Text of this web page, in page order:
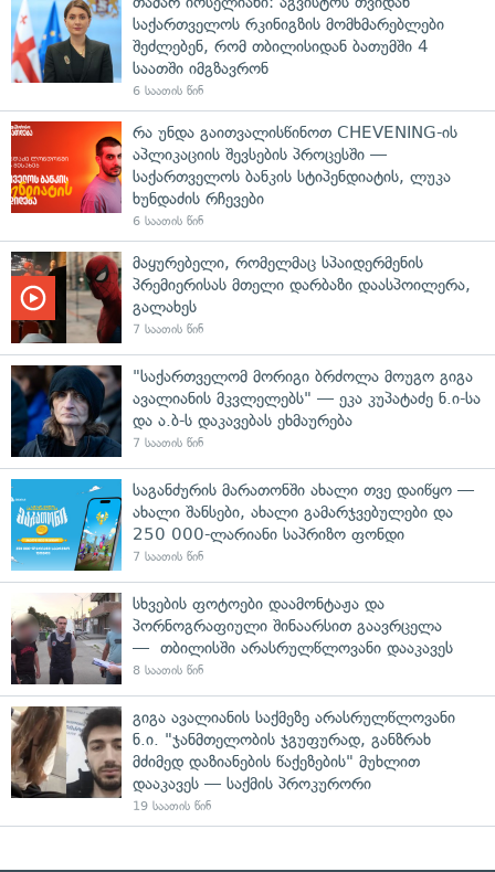
საქართველოს რკინიგზის მომხმარებლები
შეძლებენ, რომ თბილისიდან ბათუმში 4
საათში იმგზავრონ
6 საათის წინ
რა უნდა გაითვალისწინოთ CHEVENING-ის
აპლიკაციის შევსების პროცესში —
საქართველოს ბანკის სტიპენდიატის, ლუკა
ხუნდაძის რჩევები
6 საათის წინ
მაყურებელი, რომელმაც სპაიდერმენის
პრემიერისას მთელი დარბაზი დაასპოილერა,
გალახეს
7 საათის წინ
"საქართველომ მორიგი ბრძოლა მოუგო გიგა
ავალიანის მკვლელებს" — ეკა კუპატაძე ნ.ი-სა
და ა.ბ-ს დაკავებას ეხმაურება
7 საათის წინ
საგანძურის მარათონში ახალი თვე დაიწყო —
ახალი შანსები, ახალი გამარჯვებულები და
250 000-ლარიანი საპრიზო ფონდი
7 საათის წინ
სხვების ფოტოები დაამონტაჟა და
პორნოგრაფიული შინაარსით გაავრცელა
— თბილისში არასრულწლოვანი დააკავეს
8 საათის წინ
გიგა ავალიანის საქმეზე არასრულწლოვანი
ნ.ი. "ჯანმთელობის ჯგუფურად, განზრახ
მძიმედ დაზიანების წაქეზების" მუხლით
დააკავეს — საქმის პროკურორი
19 საათის წინ